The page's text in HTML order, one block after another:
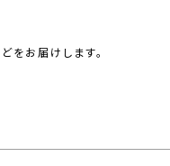
をお届けします。